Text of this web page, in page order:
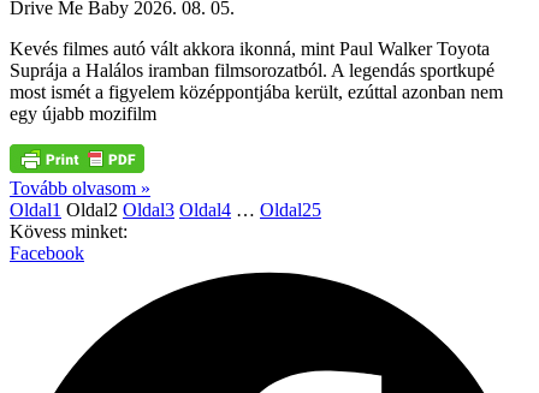
Drive Me Baby 2026. 08. 05.
Kevés filmes autó vált akkora ikonná, mint Paul Walker Toyota
Suprája a Halálos iramban filmsorozatból. A legendás sportkupé
most ismét a figyelem középpontjába került, ezúttal azonban nem
egy újabb mozifilm
Tovább olvasom »
Oldal1 Oldal2 Oldal3 Oldal4 … Oldal25
Kövess minket:
Facebook